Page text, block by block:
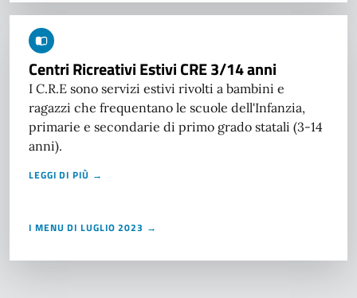
Centri Ricreativi Estivi CRE 3/14 anni
I C.R.E sono servizi estivi rivolti a bambini e
ragazzi che frequentano le scuole dell'Infanzia,
primarie e secondarie di primo grado statali (3-14
anni).
LEGGI DI PIÙ →
I MENU DI LUGLIO 2023 →